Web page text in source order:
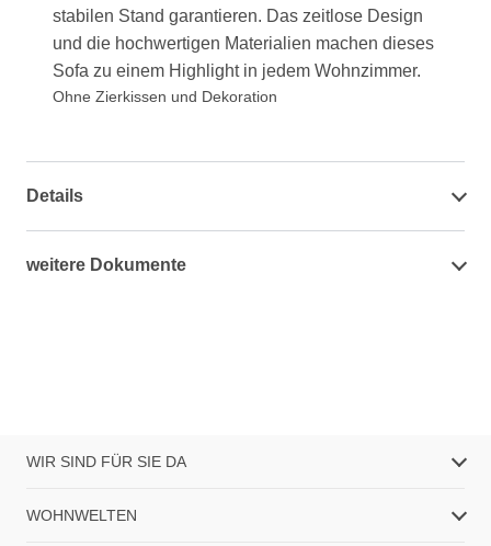
stabilen Stand garantieren. Das zeitlose Design
und die hochwertigen Materialien machen dieses
Sofa zu einem Highlight in jedem Wohnzimmer.
Ohne Zierkissen und Dekoration
Details
weitere Dokumente
WIR SIND FÜR SIE DA
WOHNWELTEN